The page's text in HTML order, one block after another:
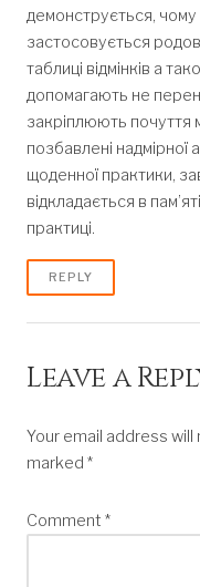
демонструється, чому
застосовується
таблиці відмінків а
допомагають не
закріплюють почуття
позбавлені надмірної
щоденної практики,
відкладається в
практиці.
REPLY
Leave a
Your email address
marked *
Comment *